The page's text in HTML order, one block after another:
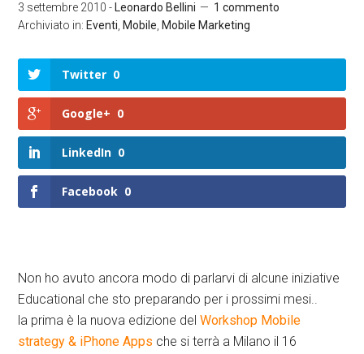
3 settembre 2010 - Leonardo Bellini
1 commento
Archiviato in: Eventi Mobile Mobile Marketing
Twitter 0
Google+ 0
LinkedIn 0
Facebook 0
Non ho avuto ancora modo di parlarvi di alcune iniziative
Educational che sto preparando per i prossimi mesi..
la prima è la nuova edizione delWorkshop Mobile
strategy & iPhone Apps che si terrà a Milano il 16